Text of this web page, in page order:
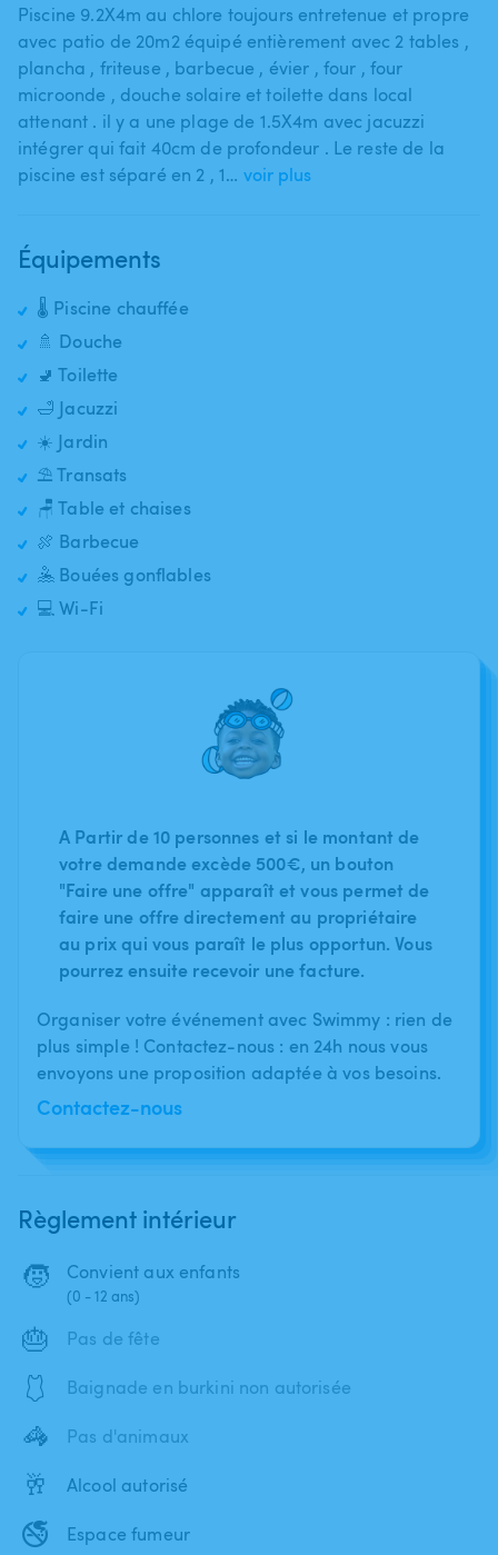
Piscine 9.2X4m au chlore toujours entretenue et propre
avec patio de 20m2 équipé entièrement avec 2 tables ​,​
plancha ​,​ friteuse ​,​ barbecue ​,​ évier ​,​ four ​,​ four
microonde ​,​ douche solaire et toilette dans local
attenant . il y a une plage de 1.5X4m avec jacuzzi
intégrer qui fait 40cm de profondeur . Le reste de la
piscine est séparé en 2 ​,​ 1… voir plus
Équipements
🌡️ Piscine chauffée
🚿 Douche
🚽 Toilette
🛁 Jacuzzi
☀️ Jardin
⛱️ Transats
🪑 Table et chaises
🍖 Barbecue
🤽 Bouées gonflables
💻 Wi-Fi
A Partir de 10 personnes et si le montant de
votre demande excède 500€, un bouton
"Faire une offre" apparaît et vous permet de
faire une offre directement au propriétaire
au prix qui vous paraît le plus opportun. Vous
pourrez ensuite recevoir une facture.
Organiser votre événement avec Swimmy : rien de
plus simple ! Contactez-nous : en 24h nous vous
envoyons une proposition adaptée à vos besoins.
Contactez-nous
Règlement intérieur
🧒 Convient aux enfants
(0 - 12 ans)
🎂 Pas de fête
🩱 Baignade en burkini non autorisée
🦓 Pas d'animaux
🥂 Alcool autorisé
🚭 Espace fumeur